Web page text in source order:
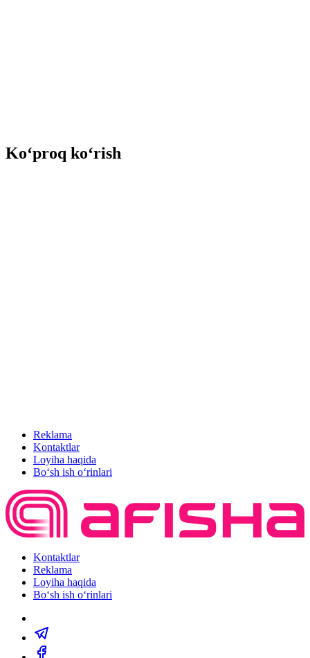
Ko‘proq ko‘rish
Reklama
Kontaktlar
Loyiha haqida
Bo‘sh ish o‘rinlari
Kontaktlar
Reklama
Loyiha haqida
Bo‘sh ish o‘rinlari